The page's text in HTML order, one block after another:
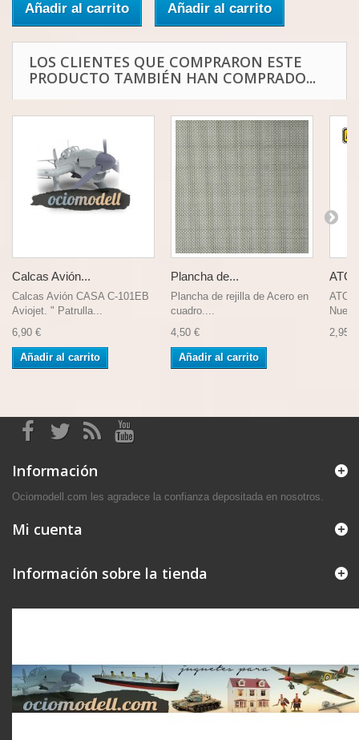
Añadir al carrito Añadir al carrito
LOS CLIENTES QUE COMPRARON ESTE
PRODUCTO TAMBIÉN HAN COMPRADO...
Calcas Avión...
Calcas Avión CASA C-101EB
Aviojet. " Patrulla...
6,90 €
Añadir al carrito
Plancha de...
Plancha de rejilla de Acero en
cuadro....
4,50 €
Añadir al carrito
2,95 €
Información
Ociomodell.com les agradece la confianza depositada en nosotros.
Mi cuenta
Información sobre la tienda